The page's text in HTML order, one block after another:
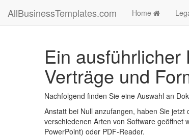
AllBusinessTemplates.com Home
Ein
Verträge und
Nachfolgend finden Sie eine Auswahl an
Anstatt bei Null anzufangen, haben Sie
verschiedenen Arten von Software geöffnet
PowerPoint) oder PDF-Reader.